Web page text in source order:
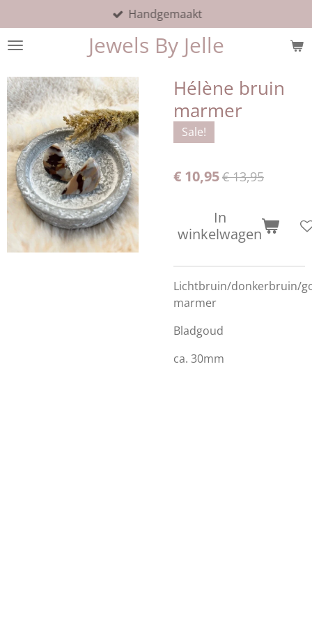
direct
naar
hoofdinhoud
Jewels By Jelle
Handgemaakt
Hélène bruin
marmer
Sale!
€ 10,95€ 13,95
In
winkelwagen
Lichtbruin/donkerbruin/
marmer
Bladgoud
ca. 30mm